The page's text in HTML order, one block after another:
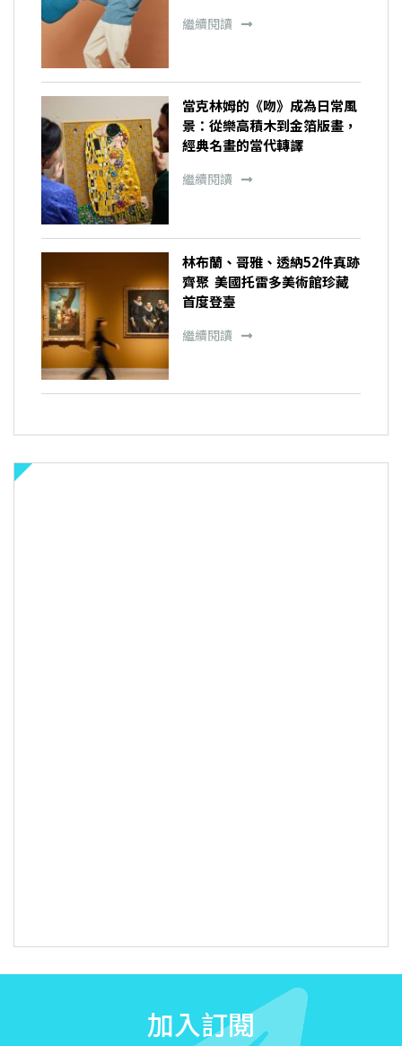
繼續閱讀
當克林姆的《吻》成為日常風
景：從樂高積木到金箔版畫，
經典名畫的當代轉譯
繼續閱讀
林布蘭、哥雅、透納52件真跡
齊聚 美國托雷多美術館珍藏
首度登臺
繼續閱讀
加入訂閱